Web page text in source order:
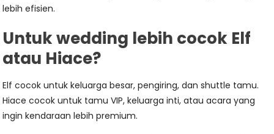
lebih efisien.
Untuk wedding lebih cocok Elf
atau Hiace?
Elf cocok untuk keluarga besar, pengiring, dan shuttle tamu.
Hiace cocok untuk tamu VIP, keluarga inti, atau acara yang
ingin kendaraan lebih premium.